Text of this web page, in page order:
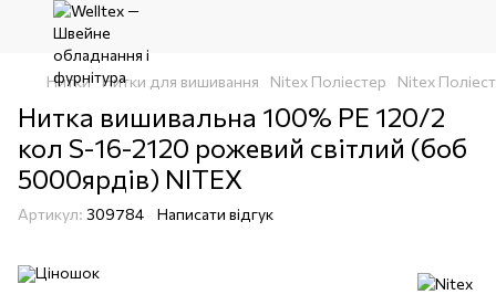
Нитки Нитки для вишивання Nitex Поліестер Nitex
Нитка вишивальна 100% РЕ 120/2
кол S-16-2120 рожевий світлий (боб
5000ярдів) NITEX
Артикул: 309784 Написати відгук